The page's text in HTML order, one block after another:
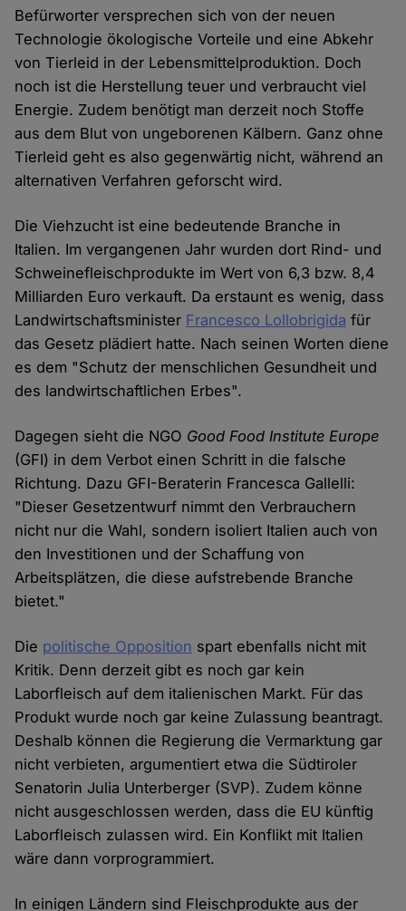
Befürworter versprechen sich von der neuen
Technologie ökologische Vorteile und eine Abkehr
von Tierleid in der Lebensmittelproduktion. Doch
noch ist die Herstellung teuer und verbraucht viel
Energie. Zudem benötigt man derzeit noch Stoffe
aus dem Blut von ungeborenen Kälbern. Ganz ohne
Tierleid geht es also gegenwärtig nicht, während an
alternativen Verfahren geforscht wird.
Die Viehzucht ist eine bedeutende Branche in
Italien. Im vergangenen Jahr wurden dort Rind- und
Schweinefleischprodukte im Wert von 6,3 bzw. 8,4
Milliarden Euro verkauft. Da erstaunt es wenig, dass
Landwirtschaftsminister Francesco Lollobrigida für
das Gesetz plädiert hatte. Nach seinen Worten diene
es dem "Schutz der menschlichen Gesundheit und
des landwirtschaftlichen Erbes".
Dagegen sieht die NGO Good Food Institute Europe
(GFI) in dem Verbot einen Schritt in die falsche
Richtung. Dazu GFI-Beraterin Francesca Gallelli:
"Dieser Gesetzentwurf nimmt den Verbrauchern
nicht nur die Wahl, sondern isoliert Italien auch von
den Investitionen und der Schaffung von
Arbeitsplätzen, die diese aufstrebende Branche
bietet."
Die politische Opposition spart ebenfalls nicht mit
Kritik. Denn derzeit gibt es noch gar kein
Laborfleisch auf dem italienischen Markt. Für das
Produkt wurde noch gar keine Zulassung beantragt.
Deshalb können die Regierung die Vermarktung gar
nicht verbieten, argumentiert etwa die Südtiroler
Senatorin Julia Unterberger (SVP). Zudem könne
nicht ausgeschlossen werden, dass die EU künftig
Laborfleisch zulassen wird. Ein Konflikt mit Italien
wäre dann vorprogrammiert.
In einigen Ländern sind Fleischprodukte aus der